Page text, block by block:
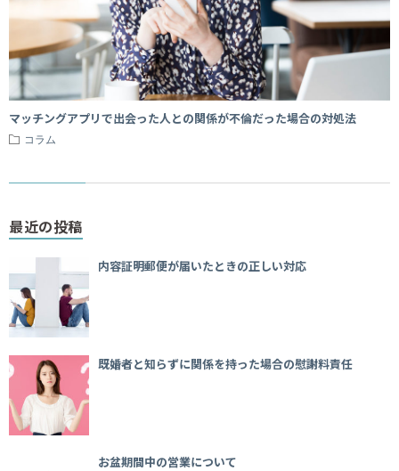
マッチングアプリで出会った人との関係が不倫だった場合の対処法
コラム
最近の投稿
内容証明郵便が届いたときの正しい対応
既婚者と知らずに関係を持った場合の慰謝料責任
お盆期間中の営業について